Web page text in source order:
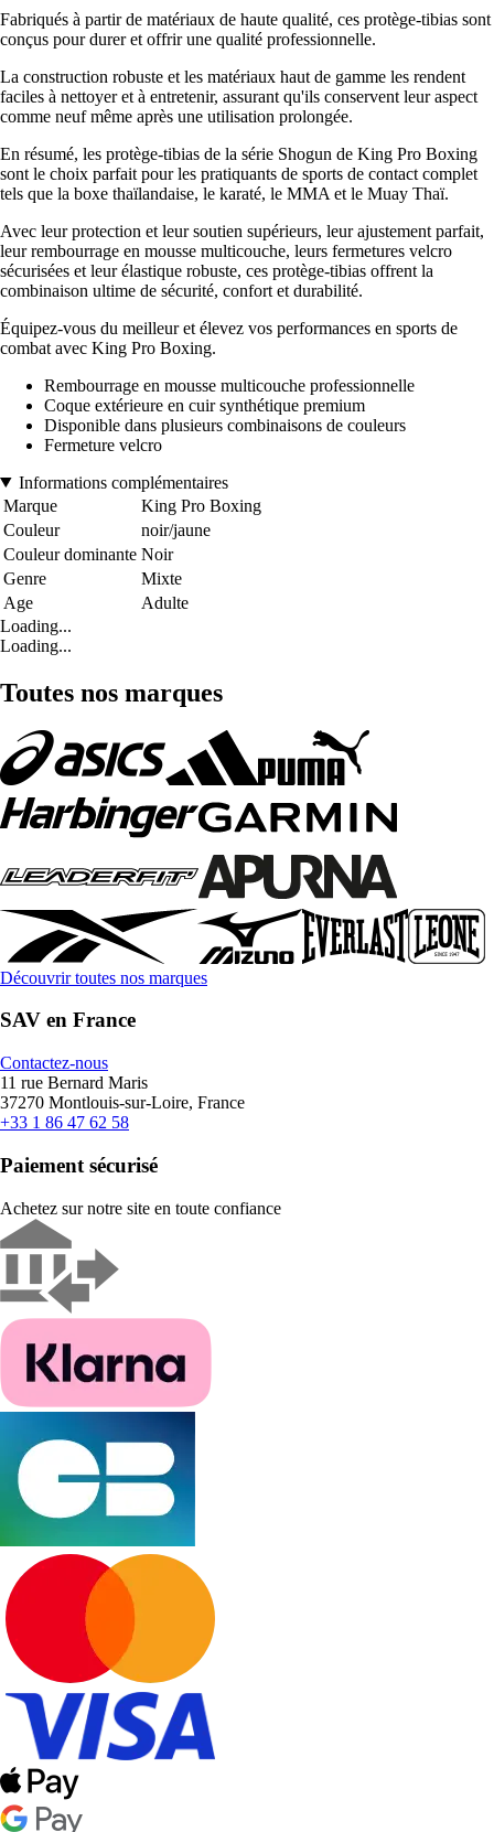
Fabriqués à partir de matériaux de haute qualité, ces protège-tibias sont
conçus pour durer et offrir une qualité professionnelle.
La construction robuste et les matériaux haut de gamme les rendent
faciles à nettoyer et à entretenir, assurant qu'ils conservent leur aspect
comme neuf même après une utilisation prolongée.
En résumé, les protège-tibias de la série Shogun de King Pro Boxing
sont le choix parfait pour les pratiquants de sports de contact complet
tels que la boxe thaïlandaise, le karaté, le MMA et le Muay Thaï.
Avec leur protection et leur soutien supérieurs, leur ajustement parfait,
leur rembourrage en mousse multicouche, leurs fermetures velcro
sécurisées et leur élastique robuste, ces protège-tibias offrent la
combinaison ultime de sécurité, confort et durabilité.
Équipez-vous du meilleur et élevez vos performances en sports de
combat avec King Pro Boxing.
Rembourrage en mousse multicouche professionnelle
Coque extérieure en cuir synthétique premium
Disponible dans plusieurs combinaisons de couleurs
Fermeture velcro
Informations complémentaires
Marque
King Pro Boxing
Couleur
noir/jaune
Couleur dominante Noir
Genre
Mixte
Age
Adulte
Loading...
Loading...
Toutes nos marques
Découvrir toutes nos marques
SAV en France
Contactez-nous
11 rue Bernard Maris
37270 Montlouis-sur-Loire, France
+33 1 86 47 62 58
Paiement sécurisé
Achetez sur notre site en toute confiance